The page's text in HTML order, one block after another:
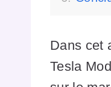
Dans cet
Tesla